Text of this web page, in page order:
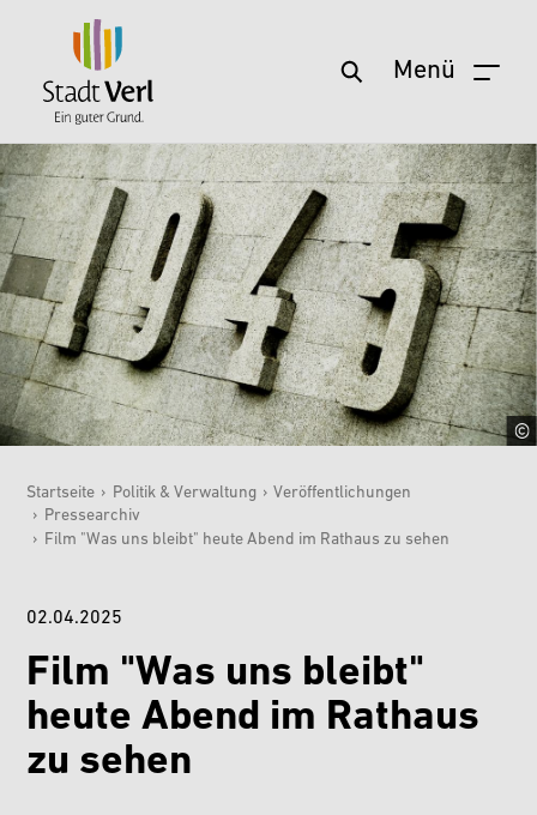
Zum Hauptinhalt springen Menü
Sie sind hier:
Startseite › Politik & Verwaltung › Veröffentlichungen
› Pressearchiv
› Film "Was uns bleibt" heute Abend im Rathaus zu sehen
02.04.2025
Film "Was uns bleibt"
heute Abend im Rathaus
zu sehen